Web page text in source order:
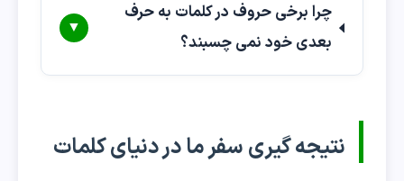
چرا برخی حروف در کلمات به حرف
بعدی خود نمی چسبند؟
▼
نتیجه گیری سفر ما در دنیای کلمات